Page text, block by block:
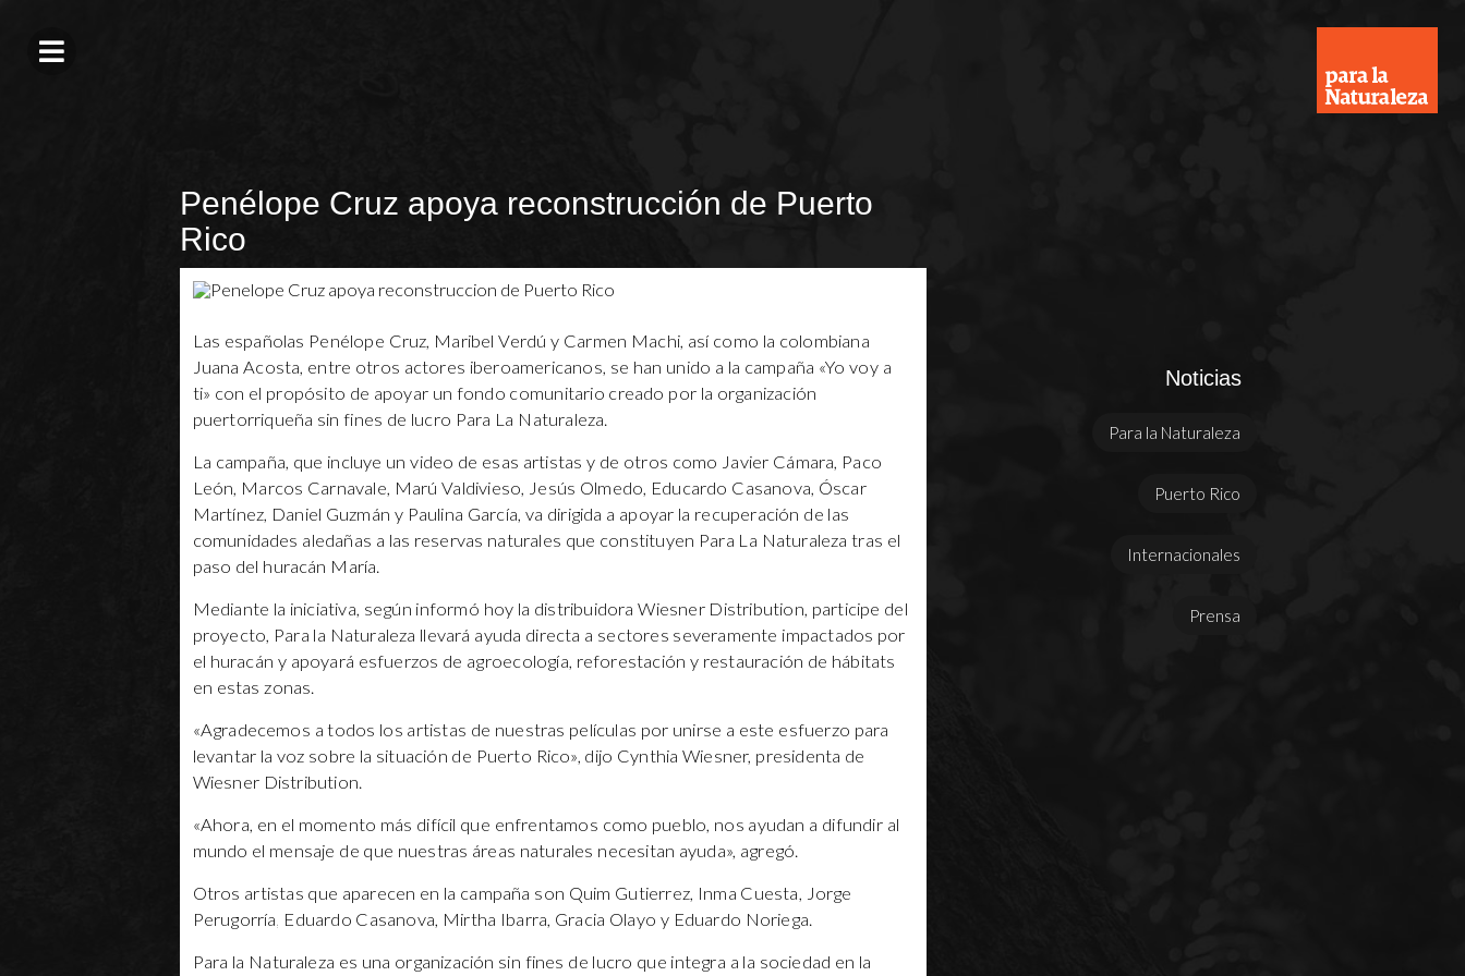
Penélope Cruz apoya reconstrucción de Puerto
Rico
Las españolas Penélope Cruz, Maribel Verdú y Carmen Machi, así como la colombiana
Juana Acosta, entre otros actores iberoamericanos, se han unido a la campaña «Yo voy a
ti» con el propósito de apoyar un fondo comunitario creado por la organización
puertorriqueña sin fines de lucro Para La Naturaleza.
La campaña, que incluye un video de esas artistas y de otros como Javier Cámara, Paco
León, Marcos Carnavale, Marú Valdivieso, Jesús Olmedo, Educardo Casanova, Óscar
Martínez, Daniel Guzmán y Paulina García, va dirigida a apoyar la recuperación de las
comunidades aledañas a las reservas naturales que constituyen Para La Naturaleza tras el
paso del huracán María.
Mediante la iniciativa, según informó hoy la distribuidora Wiesner Distribution, participe del
proyecto, Para la Naturaleza llevará ayuda directa a sectores severamente impactados por
el huracán y apoyará esfuerzos de agroecología, reforestación y restauración de hábitats
en estas zonas.
«Agradecemos a todos los artistas de nuestras películas por unirse a este esfuerzo para
levantar la voz sobre la situación de Puerto Rico», dijo Cynthia Wiesner, presidenta de
Wiesner Distribution.
«Ahora, en el momento más difícil que enfrentamos como pueblo, nos ayudan a difundir al
mundo el mensaje de que nuestras áreas naturales necesitan ayuda», agregó.
Otros artistas que aparecen en la campaña son Quim Gutierrez, Inma Cuesta, Jorge
Perugorría, Eduardo Casanova, Mirtha Ibarra, Gracia Olayo y Eduardo Noriega.
Para la Naturaleza es una organización sin fines de lucro que integra a la sociedad en la
Noticias
Para la Naturaleza
Puerto Rico
Internacionales
Prensa